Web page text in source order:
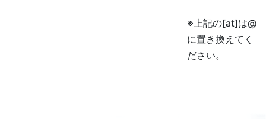
※上記の[at]は@
に置き換えてく
ださい。